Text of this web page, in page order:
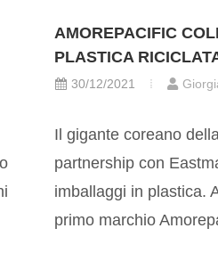
AMOREPACIFIC
PLASTICA
30/12/2021
Il gigante coreano
partnership con
imballaggi in plastica.
primo marchio